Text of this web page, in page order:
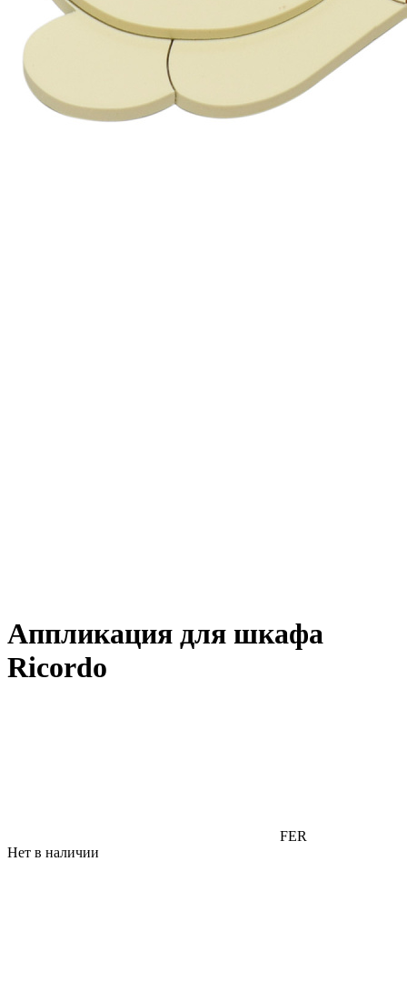
Аппликация для шкафа
Ricordo
FER
Нет в наличии